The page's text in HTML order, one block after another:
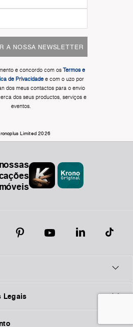
A NOSSA NEWSLETTER
e concordo com osTermos e
de Privacidade e com o uzo por
dos meus contactos para o envio
dos seus productos, serviços e
eventos.
Limited 2026
móveis
Legais